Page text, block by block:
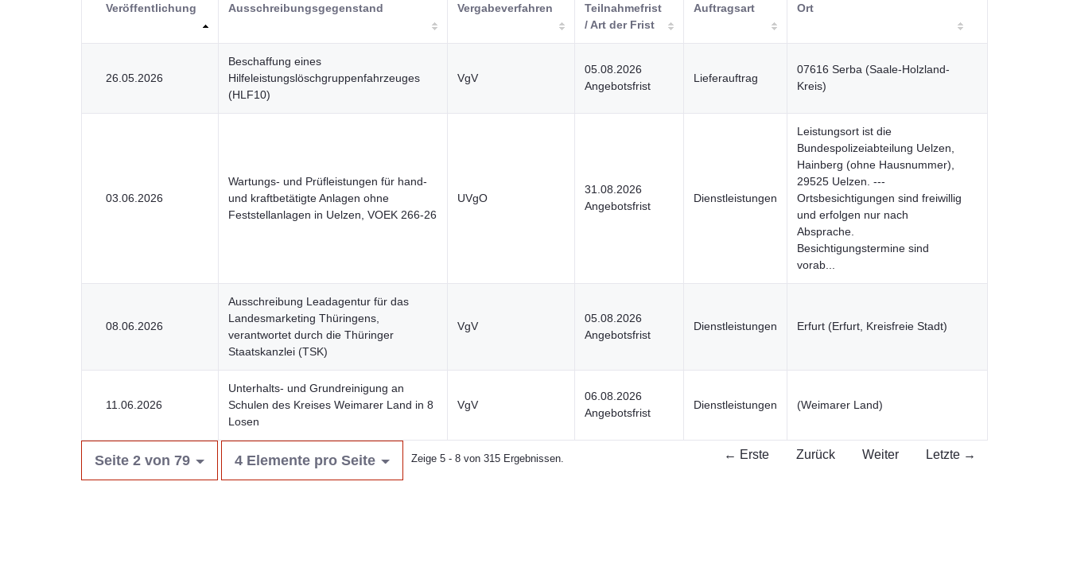
Veröffentlichung Ausschreibungsgegenstand Vergabeverfahren
Teilnahmefrist
/ Art der Frist
Auftragsart Ort
26.05.2026
Beschaffung eines
Hilfeleistungslöschgruppenfahrzeuges
(HLF10)
VgV
05.08.2026
Angebotsfrist
Lieferauftrag
07616 Serba (Saale-Holzland-
Kreis)
03.06.2026
Wartungs- und Prüfleistungen für hand-
und kraftbetätigte Anlagen ohne
Feststellanlagen in Uelzen, VOEK 266-26
UVgO
31.08.2026
Angebotsfrist
Dienstleistungen
Leistungsort ist die
Bundespolizeiabteilung Uelzen,
Hainberg (ohne Hausnummer),
29525 Uelzen. ---
Ortsbesichtigungen sind freiwillig
und erfolgen nur nach
Absprache.
Besichtigungstermine sind
vorab...
08.06.2026
Ausschreibung Leadagentur für das
Landesmarketing Thüringens,
verantwortet durch die Thüringer
Staatskanzlei (TSK)
VgV
05.08.2026
Angebotsfrist
Dienstleistungen Erfurt (Erfurt, Kreisfreie Stadt)
11.06.2026
Unterhalts- und Grundreinigung an
Schulen des Kreises Weimarer Land in 8
Losen
VgV
06.08.2026
Angebotsfrist
Dienstleistungen (Weimarer Land)
Seite 2 von 79 4 Elemente pro Seite Zeige 5 - 8 von 315 Ergebnissen. ← Erste Zurück Weiter Letzte →